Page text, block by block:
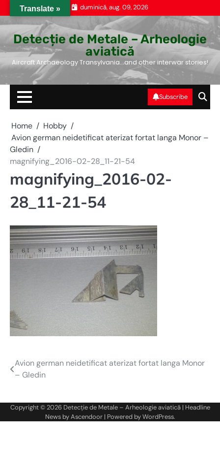
to
duminică, aug. 09, 2026
Detecție de Metale – Arheologie
aviatică
Aircraft Archaeology Transylvania…and other interwar stories!
Subscribe
Home
Hobby
Avion german neidetificat aterizat fortat langa Monor –
Gledin
magnifying_2016-02-28_11-21-54
magnifying_2016-02-
28_11-21-54
Navigare
articole
Avion german neidetificat aterizat fortat langa Monor
– Gledin
Copyright © 2026 Detecție de Metale – Arheologie aviatică| Headline
News byAscendoor| Powered byWordPress.
Translate »